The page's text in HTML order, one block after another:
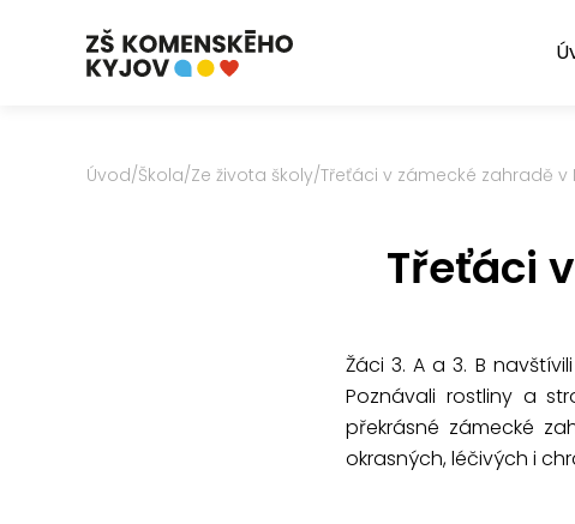
Úvod/Škola/Ze života školy/Třeťáci v zámecké zahradě v
Třeťáci
Žáci 3. A a 3. B
Poznávali rostliny a
překrásné zámecké
okrasných, léčivých i